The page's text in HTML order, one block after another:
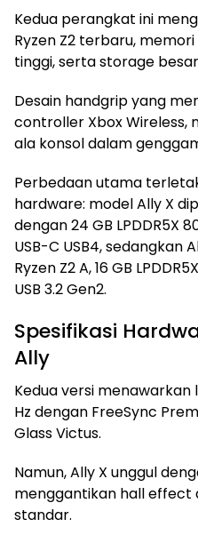
Kedua perangkat ini
Ryzen Z2 terbaru,
tinggi, serta storage besar
Desain handgrip yang
controller Xbox Wireless,
ala konsol dalam
Perbedaan utama
hardware: model Ally X
dengan 24 GB LPDDR5X
USB-C USB4, sedangkan
Ryzen Z2 A, 16 GB
USB 3.2 Gen2.
Spesifikasi
Ally
Kedua versi menawarkan
Hz dengan FreeSync
Glass Victus.
Namun, Ally X unggul
menggantikan hall effect
standar.